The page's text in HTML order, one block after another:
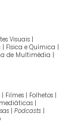
Visuais |
| Física e Química |
de Multimédia |
Filmes | Folhetos |
|
|Podcasts |